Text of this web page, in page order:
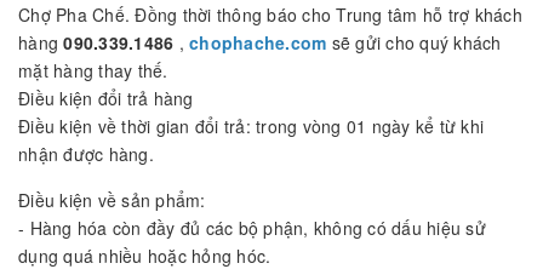
Chợ Pha Chế. Đồng thời thông báo cho Trung tâm hỗ trợ khách
hàng090.339.1486 , chophache.com sẽ gửi cho quý khách
mặt hàng thay thế.
Điều kiện đổi trả hàng
Điều kiện về thời gian đổi trả: trong vòng 01 ngày kể từ khi
nhận được hàng.
Điều kiện về sản phẩm:
- Hàng hóa còn đầy đủ các bộ phận, không có dấu hiệu sử
dụng quá nhiều hoặc hỏng hóc.